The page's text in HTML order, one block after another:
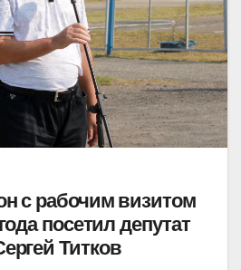
с рабочим визитом
посетил депутат
Титков